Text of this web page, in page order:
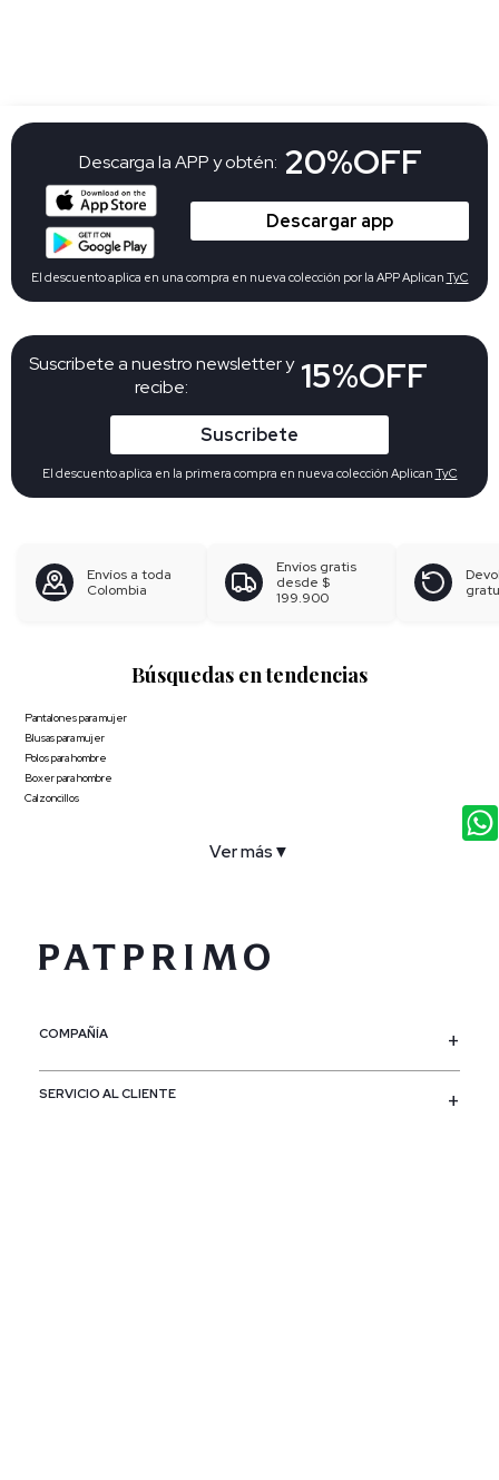
Suscribete a nuestro newsletter y
recibe:
15%OFF
Suscribete
El descuento aplica en la primera compra en nueva colección Aplican TyC
Descarga la APP y obtén: 20%OFF
Descargar app
El descuento aplica en una compra en nueva colección por la APP Aplican TyC
Envíos a toda
Colombia
Envíos gratis
desde $
199.900
Búsquedas en tendencias
Pantalones para mujer
Blusas para mujer
Polos para hombre
Boxer para hombre
Calzoncillos
Ver más ▼
COMPAÑÍA
SERVICIO AL CLIENTE